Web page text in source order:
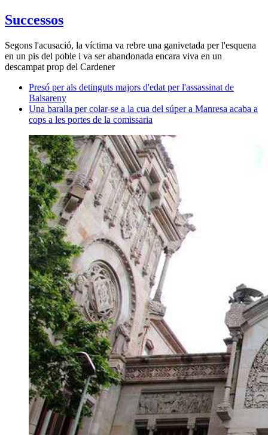
Successos
Segons l'acusació, la víctima va rebre una ganivetada per l'esquena
en un pis del poble i va ser abandonada encara viva en un
descampat prop del Cardener
Presó per als detinguts majors d'edat per l'assassinat de
Balsareny
Una baralla per colar-se a la cua del súper a Manresa acaba a
cops a les portes de la comissaria